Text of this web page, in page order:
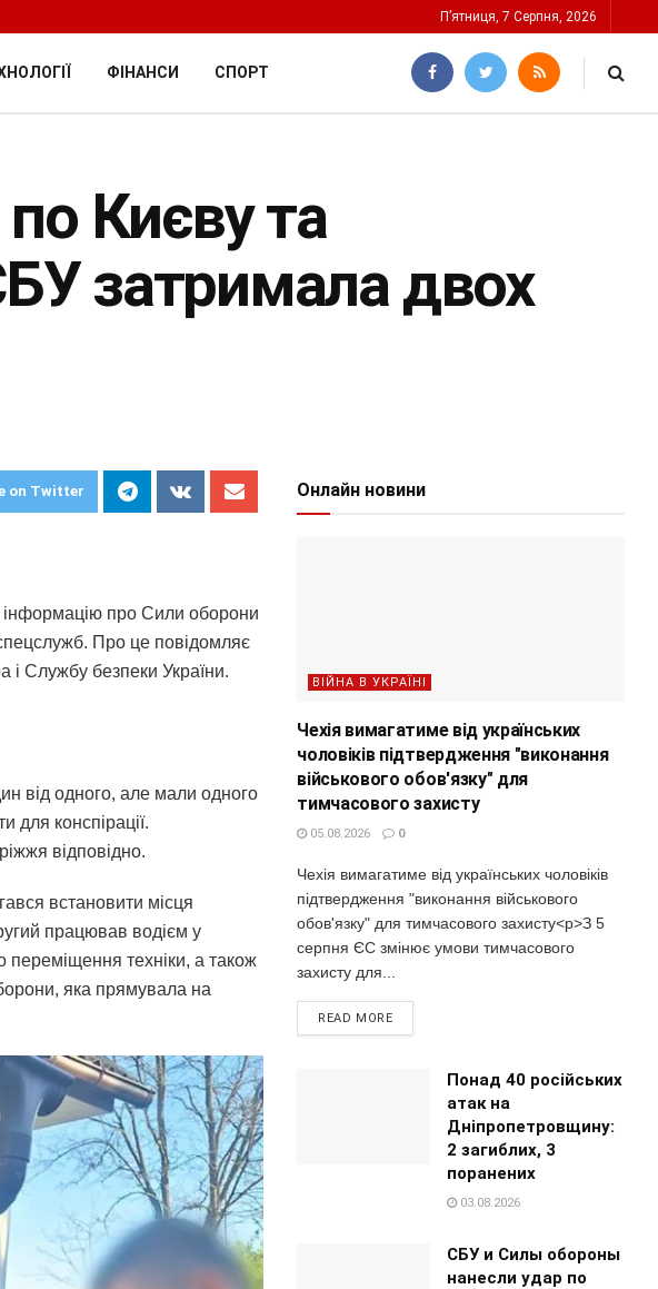
П’ятниця, 7 Серпня, 2026
ФІНАНСИ СПОРТ
Києву та
затримала двох
on Twitter
інформацію про Сили оборони
спецслужб. Про це повідомляє
Службу безпеки України.
від одного, але мали одного
для конспірації.
відповідно.
встановити місця
працював водієм у
переміщення техніки, а також
яка прямувала на
Онлайн новини
ВІЙНА В УКРАЇНІ
Чехія вимагатиме від українських
чоловіків підтвердження "виконання
військового обов'язку" для
тимчасового захисту
05.08.2026 0
Чехія вимагатиме від українських чоловіків
підтвердження "виконання військового
обов'язку" для тимчасового захисту<p>З 5
серпня ЄС змінює умови тимчасового
захисту для...
READ MORE
Понад 40 російських
атак на
Дніпропетровщину:
2 загиблих, 3
поранених
03.08.2026
СБУ и Силы обороны
нанесли удар по